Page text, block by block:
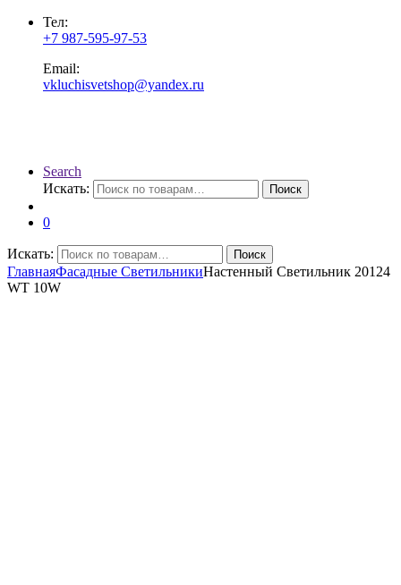
Тел:
+7 987-595-97-53
Email:
vkluchisvetshop@yandex.ru
Search
Искать:
Поиск
0
Искать: Поиск
ГлавнаяФасадные СветильникиНастенный Светильник 20124
WT 10W